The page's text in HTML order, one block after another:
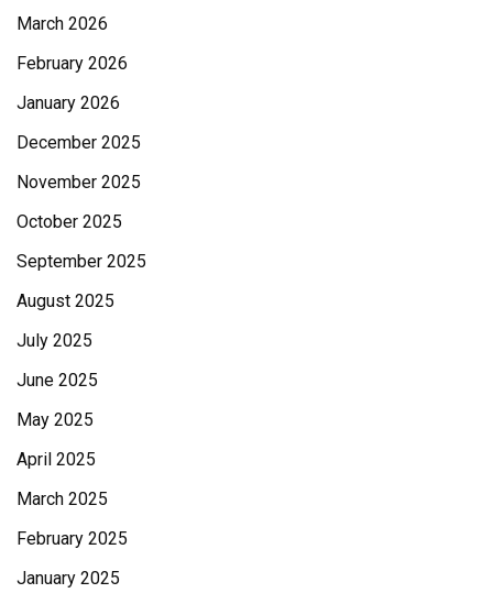
March 2026
February 2026
January 2026
December 2025
November 2025
October 2025
September 2025
August 2025
July 2025
June 2025
May 2025
April 2025
March 2025
February 2025
January 2025